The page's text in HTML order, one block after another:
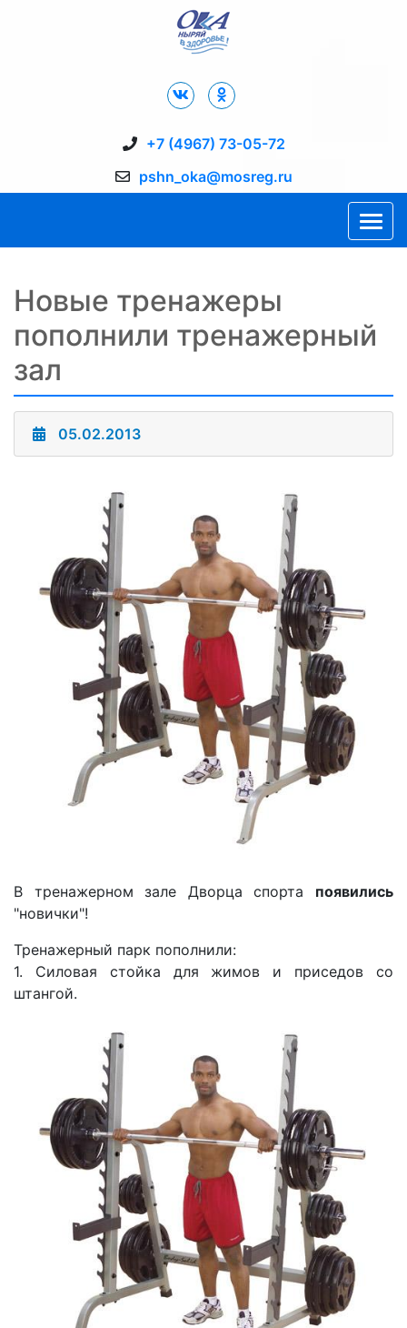
+7 (4967) 73-05-72
pshn_oka@mosreg.ru
Новые тренажеры
пополнили тренажерный
зал
05.02.2013
В тренажерном зале Дворца спорта появились
"новички"!
Тренажерный парк пополнили:
1. Силовая стойка для жимов и приседов со
штангой.